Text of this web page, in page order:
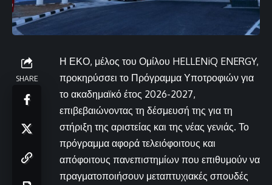
SHARE
Η ΕΚΟ, μέλος του Ομίλου HELLENiQ ENERGY,
προκηρύσσει το Πρόγραμμα Υποτροφιών για
το ακαδημαϊκό έτος 2026-2027,
επιβεβαιώνοντας τη δέσμευσή της για τη
στήριξη της αριστείας και της νέας γενιάς. Το
πρόγραμμα αφορά τελειόφοιτους και
απόφοιτους πανεπιστημίων που επιθυμούν να
πραγματοποιήσουν μεταπτυχιακές σπουδές